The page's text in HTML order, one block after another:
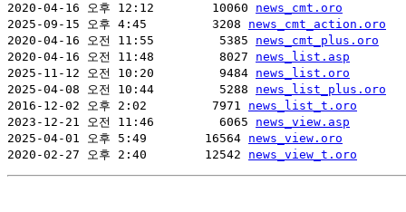
2020-04-16 오후 12:12        10060 news_cmt.oro
2025-09-15 오후 4:45         3208 news_cmt_action.oro
2020-04-16 오전 11:55         5385 news_cmt_plus.oro
2020-04-16 오전 11:48         8027 news_list.asp
2025-11-12 오전 10:20         9484 news_list.oro
2025-04-08 오전 10:44         5288 news_list_plus.oro
2016-12-02 오후 2:02         7971 news_list_t.oro
2023-12-21 오전 11:46         6065 news_view.asp
2025-04-01 오후 5:49        16564 news_view.oro
2020-02-27 오후 2:40        12542 news_view_t.oro